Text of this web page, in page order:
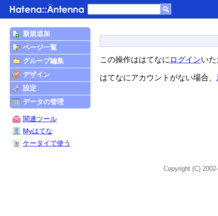
この操作ははてなに ログインい
はてなにアカウントがない場合、
新規追加
ページ一覧
グループ編集
デザイン
設定
データの管理
関連ツール
Myはてな
ケータイで使う
Copyright (C)